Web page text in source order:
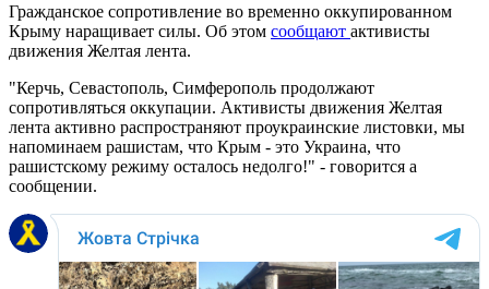
Гражданское сопротивление во временно оккупированном
Крыму наращивает силы. Об этом сообщают активисты
движения Желтая лента.
"Керчь, Севастополь, Симферополь продолжают
сопротивляться оккупации. Активисты движения Желтая
лента активно распространяют проукраинские листовки, мы
напоминаем рашистам, что Крым - это Украина, что
рашистскому режиму осталось недолго!" - говорится а
сообщении.